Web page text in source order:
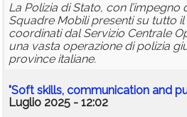
La Polizia di Stato, con
Squadre Mobili presenti su tutto
coordinati dal Servizio Centrale
una vasta operazione di polizia
province italiane.
"Soft skills, communication and
Luglio 2025 - 12:02